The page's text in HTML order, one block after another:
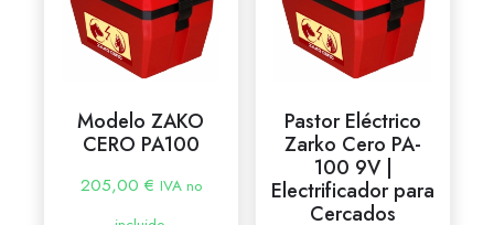
Modelo ZAKO
CERO PA100
205,00 € IVA no
Pastor Eléctrico
Zarko Cero PA-
100 9V |
Electrificador para
Cercados